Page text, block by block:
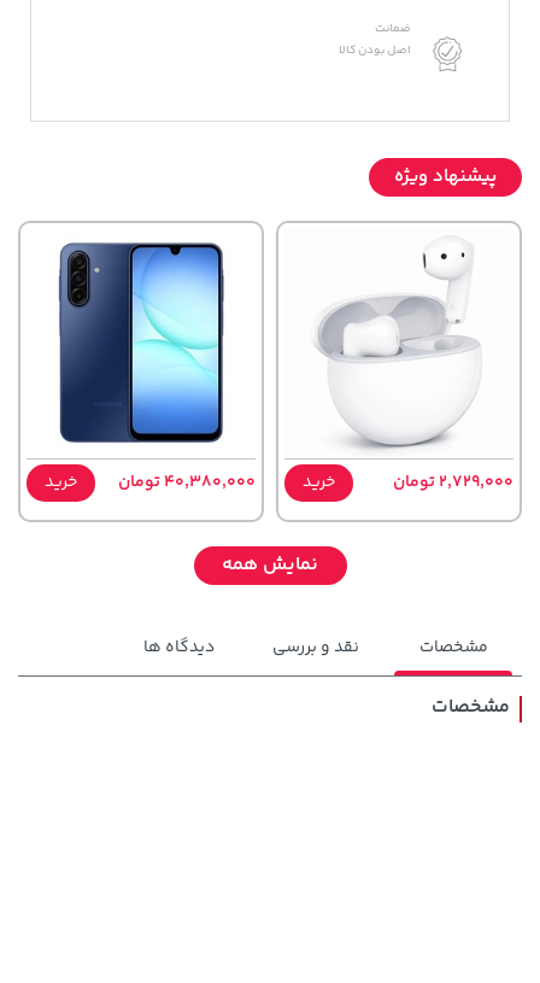
ضمانت
اصل بودن کالا
پیشنهاد ویژه
2,729,000 تومان خرید 40,380,000 تومان خرید
نمایش همه
مشخصات نقد و بررسی دیدگاه ها
مشخصات